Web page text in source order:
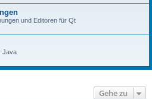
und Editoren für Qt
Java
Gehe zu